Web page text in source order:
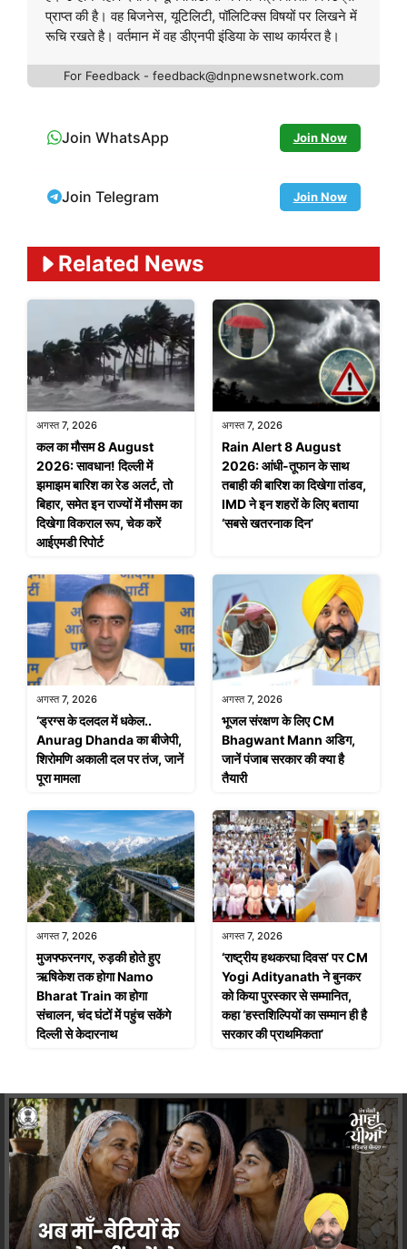
प्राप्त की है। वह बिजनेस, यूटिलिटी, पॉलिटिक्स विषयों पर लिखने में
रूचि रखते है। वर्तमान में वह डीएनपी इंडिया के साथ कार्यरत है।
For Feedback - feedback@dnpnewsnetwork.com
Join WhatsApp Join Now
Join Telegram Join Now
Related News
अगस्त 7, 2026
कल का मौसम 8 August
2026: सावधान! दिल्ली में
झमाझम बारिश का रेड अलर्ट, तो
बिहार, समेत इन राज्यों में मौसम का
दिखेगा विकराल रूप, चेक करें
आईएमडी रिपोर्ट
अगस्त 7, 2026
Rain Alert 8 August
2026: आंधी-तूफान के साथ
तबाही की बारिश का दिखेगा तांडव,
IMD ने इन शहरों के लिए बताया
‘सबसे खतरनाक दिन’
अगस्त 7, 2026
‘ड्रग्स के दलदल में धकेल..
Anurag Dhanda का बीजेपी,
शिरोमणि अकाली दल पर तंज, जानें
पूरा मामला
अगस्त 7, 2026
भूजल संरक्षण के लिए CM
Bhagwant Mann अडिग,
जानें पंजाब सरकार की क्या है
तैयारी
अगस्त 7, 2026
मुजफ्फरनगर, रुड़की होते हुए
ऋषिकेश तक होगा Namo
Bharat Train का होगा
संचालन, चंद घंटों में पहुंच सकेंगे
दिल्ली से केदारनाथ
अगस्त 7, 2026
‘राष्ट्रीय हथकरघा दिवस’ पर CM
Yogi Adityanath ने बुनकर
को किया पुरस्कार से सम्मानित,
कहा ‘हस्तशिल्पियों का सम्मान ही है
सरकार की प्राथमिकता’